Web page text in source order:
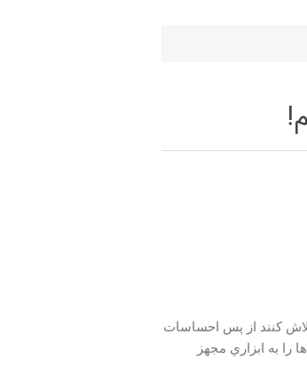
تلاش كنند از پس احساسات
را به ابزاري مجهز